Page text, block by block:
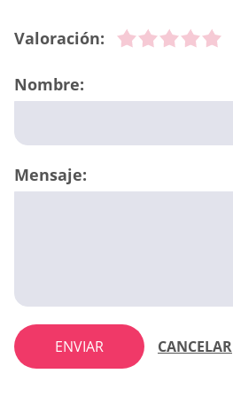
Valoración:
Nombre:
Mensaje:
ENVIAR CANCELAR